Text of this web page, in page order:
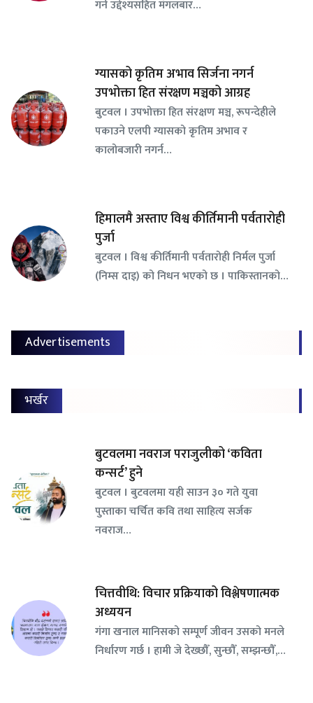
गर्ने उद्देश्यसहित मंगलबार…
ग्यासको कृतिम अभाव सिर्जना नगर्न
उपभोक्ता हित संरक्षण मञ्चको आग्रह
बुटवल । उपभोक्ता हित संरक्षण मञ्च, रूपन्देहीले
पकाउने एलपी ग्यासको कृतिम अभाव र
कालोबजारी नगर्न…
हिमालमै अस्ताए विश्व कीर्तिमानी पर्वतारोही
पुर्जा
बुटवल । विश्व कीर्तिमानी पर्वतारोही निर्मल पुर्जा
(निम्स दाइ) को निधन भएको छ । पाकिस्तानको…
Advertisements
भर्खर
बुटवलमा नवराज पराजुलीको ‘कविता
कन्सर्ट’ हुने
बुटवल । बुटवलमा यही साउन ३० गते युवा
पुस्ताका चर्चित कवि तथा साहित्य सर्जक
नवराज…
चित्तवीथि: विचार प्रक्रियाको विश्लेषणात्मक
अध्ययन
गंगा खनाल मानिसको सम्पूर्ण जीवन उसको मनले
निर्धारण गर्छ । हामी जे देख्छौँ, सुन्छौँ, सम्झन्छौँ,…